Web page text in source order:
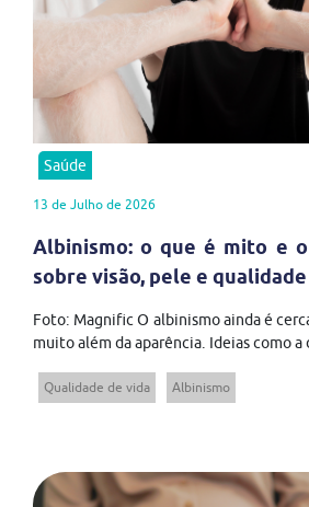
Saúde
13 de Julho de 2026
Albinismo: o que é mito e
sobre visão, pele e
Foto: Magnific O albinismo ainda é
muito além da aparência. Ideias como a
Qualidade de vida Albinismo